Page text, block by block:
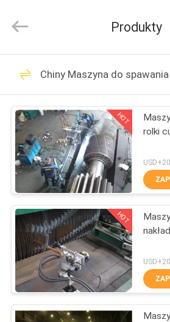
DOM
PRODUKTY
NAS
WYCIECZKA
PO
FABRYCE
KONTROLA
JAKOŚCI
dostawca.
Copyright
-
claddingweldingmachine.com.
Reserved.
ECER
Włókna
twarde
Elektrody
spawalnicze
Produkty
Chiny Maszyna do
HOT
rolki
HOT